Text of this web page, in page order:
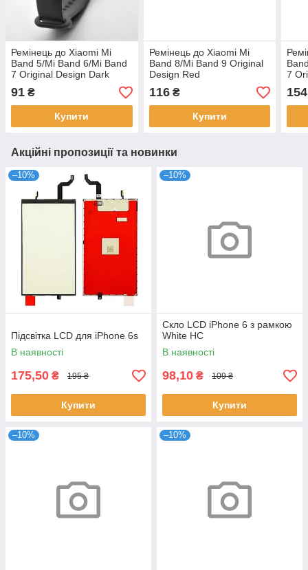
Ремінець до Xiaomi Mi
Band 5/Mi Band 6/Mi Band
7 Original Design Dark
91 ₴
Купити
Ремінець до Xiaomi Mi
Band 8/Mi Band 9 Original
Design Red
116₴
Купити
7
154
Акційні пропозиції та новинки
–10%
Підсвітка LCD для iPhone 6s
В наявності
175,50 ₴ 195 ₴
Купити
–10%
Скло LCD iPhone 6 з рамкою
White HC
В наявності
98,10 ₴ 109 ₴
Купити
–10% –10%